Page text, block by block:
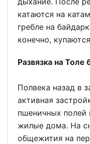
катаются на
гребле на
конечно,
Развязка на Толе
Полвека назад в
активная
пшеничных полей
жилые дома. На
общежития на